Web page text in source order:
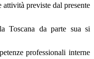
previste dal presente
Toscana da parte sua si
professionali interne